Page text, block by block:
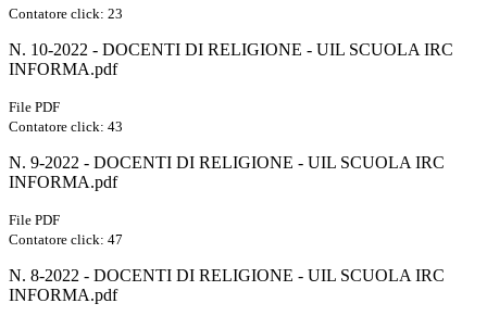
Contatore click: 23
N. 10-2022 - DOCENTI DI RELIGIONE - UIL SCUOLA IRC
INFORMA.pdf
File PDF
Contatore click: 43
N. 9-2022 - DOCENTI DI RELIGIONE - UIL SCUOLA IRC
INFORMA.pdf
File PDF
Contatore click: 47
N. 8-2022 - DOCENTI DI RELIGIONE - UIL SCUOLA IRC
INFORMA.pdf